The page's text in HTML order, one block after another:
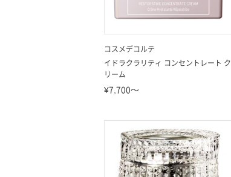
コスメデコルテ
イドラクラリティ コンセントレート ク
リーム
¥7,700～